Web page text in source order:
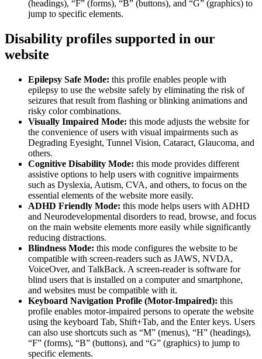
(headings), “F” (forms), “B” (buttons), and “G” (graphics) to
jump to specific elements.
Disability profiles supported in our
website
Epilepsy Safe Mode: this profile enables people with
epilepsy to use the website safely by eliminating the risk of
seizures that result from flashing or blinking animations and
risky color combinations.
Visually Impaired Mode: this mode adjusts the website for
the convenience of users with visual impairments such as
Degrading Eyesight, Tunnel Vision, Cataract, Glaucoma, and
others.
Cognitive Disability Mode: this mode provides different
assistive options to help users with cognitive impairments
such as Dyslexia, Autism, CVA, and others, to focus on the
essential elements of the website more easily.
ADHD Friendly Mode: this mode helps users with ADHD
and Neurodevelopmental disorders to read, browse, and focus
on the main website elements more easily while significantly
reducing distractions.
Blindness Mode: this mode configures the website to be
compatible with screen-readers such as JAWS, NVDA,
VoiceOver, and TalkBack. A screen-reader is software for
blind users that is installed on a computer and smartphone,
and websites must be compatible with it.
Keyboard Navigation Profile (Motor-Impaired): this
profile enables motor-impaired persons to operate the website
using the keyboard Tab, Shift+Tab, and the Enter keys. Users
can also use shortcuts such as “M” (menus), “H” (headings),
“F” (forms), “B” (buttons), and “G” (graphics) to jump to
specific elements.